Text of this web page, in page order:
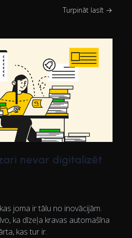
Turpināt lasīt →
nevar digitalizēt
joma ir tālu no inovācijām.
ka dīzeļa kravas automašīna
kas tur ir.